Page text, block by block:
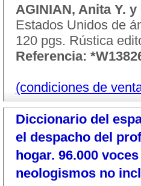
AGINIAN, Anita Y. y
Estados Unidos de
120 pgs. Rústica
Referencia:
(condiciones de
Diccionario del
el despacho del
hogar. 96.000
neologismos no